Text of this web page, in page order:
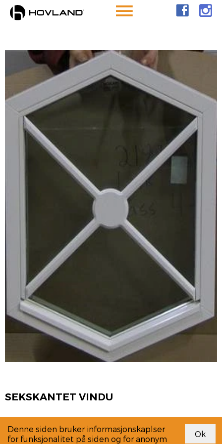
SEKSKANTET VINDU
Link
Denne siden bruker informasjonskaplser
for funksjonalitet på siden og for anonym